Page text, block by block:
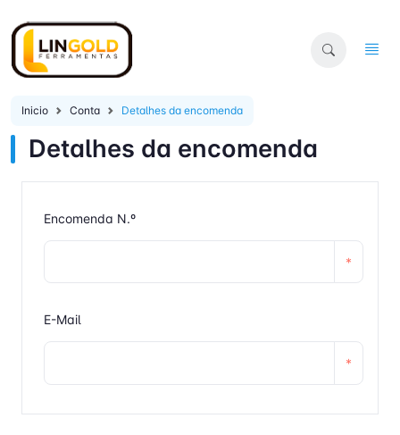
Inicio Conta Detalhes da encomenda
Detalhes da encomenda
Encomenda N.º
*
E-Mail
*